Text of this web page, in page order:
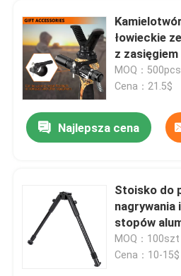
Produkty
Filmy
łowieckie
z zasięgiem
MOQ：500pcs
Cena：21.5$
Najlepsza cena
Stoisko do
nagrywania
stopów
MOQ：100szt
Cena：10-15$